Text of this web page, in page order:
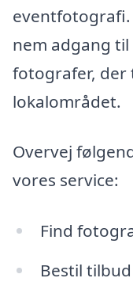
nem adgang
fotografer, der
lokalområdet.
Overvej
vores service:
Find
Bestil